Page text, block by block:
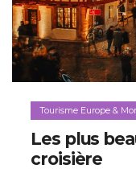
Tourisme Europe &
Les plus
croisière